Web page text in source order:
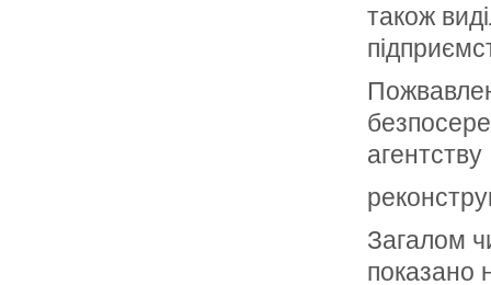
також
агентству
Загалом
показано